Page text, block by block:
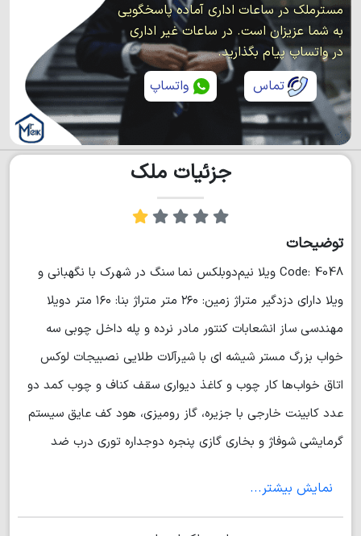
مسترملک در ساعات اداری آماده پاسخگویی
به شما عزیزان است. در ساعات غیر اداری
در واتساپ پیام بگذارید.
تماس
واتساپ
جزئیات ملک
توضیحات
Code: 4048 ویلا نیم‌دوبلکس نما سنگ در شهرک با نگهبانی و
ویلا دارای دزدگیر متراژ زمین: ۲۶۰ متر متراژ بنا: ۱۶۰ متر دویلا
مهندسی ساز انشعابات کنتور مادر نرده و پله داخل چوبی سه
خواب بزرگ مستر شیشه ای با شیرآلات طلایی نصبیجات لوکس
اتاق خواب‌ها کار چوب و کاغذ دیواری سقف کناف و چوب کمد دو
عدد کابینت خارجی با جزیره، گاز رومیزی، هود کف عایق سیستم
گرمایشی شوفاژ و بخاری گازی پنجره دوجداره توری درب ضد
نمایش بیشتر...